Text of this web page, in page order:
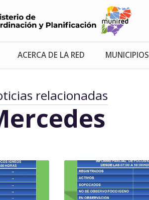
ACERCA DE LA RED MUNICIPIOS
relacionadas